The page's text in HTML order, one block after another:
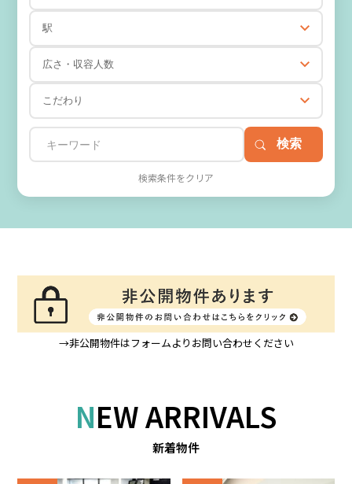
駅
広さ・収容人数
こだわり
検索条件をクリア
→非公開物件はフォームよりお問い合わせください
NEW ARRIVALS
新着物件